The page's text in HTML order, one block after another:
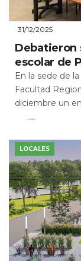
31/12/2025
Debatieron
escolar de
En la sede de
Facultad
diciembre un
Leer Más
LOCALES